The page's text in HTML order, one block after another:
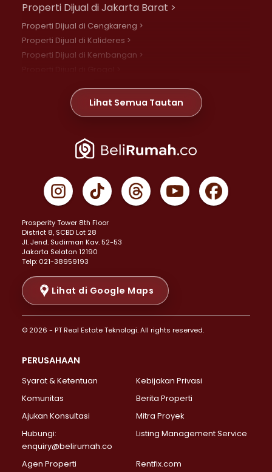
Properti Dijual di Jakarta Barat >
Properti Dijual di Cengkareng >
Properti Dijual di Kalideres >
Properti Dijual di Kembangan >
Properti Dijual di Meruya >
Properti Dijual di Jelambar >
Properti Dijual di Jakarta Pusat >
Properti Dijual di Gambir >
Properti Dijual di Johar Baru >
Properti Dijual di Menteng >
Properti Dijual di Senen >
Properti Dijual di Tanah Abang >
Properti Dijual di Cikini >
Properti Dijual di Kramat >
Properti Dijual di Pasar Baru >
Properti Dijual di Bendungan Hilir >
Properti Dijual di Jakarta Selatan >
Properti Dijual di Lebak Bulus >
Properti Dijual di Gandaria Selatan >
Properti Dijual di Pondok Labu >
Properti Dijual di Lenteng Agung >
Properti Dijual di Senayan >
Properti Dijual di Pondok Pinang >
Lihat Semua Tautan
Prosperity Tower 8th Floor
District 8, SCBD Lot 28
JI. Jend. Sudirman Kav. 52-53
Jakarta Selatan 12190
Telp: 021-38959193
Lihat di Google Maps
© 2026 - PT Real Estate Teknologi. All rights reserved.
PERUSAHAAN
Syarat & Ketentuan
Kebijakan Privasi
Komunitas
Berita Properti
Ajukan Konsultasi
Mitra Proyek
Hubungi:
enquiry@belirumah.co
Listing Management Service
Agen Properti Rentfix.com